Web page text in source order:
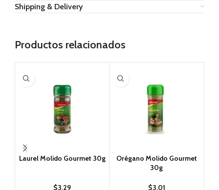
Shipping & Delivery
Productos relacionados
Laurel Molido Gourmet 30g
$3.29
Orégano Molido Gourmet
30g
$3.01